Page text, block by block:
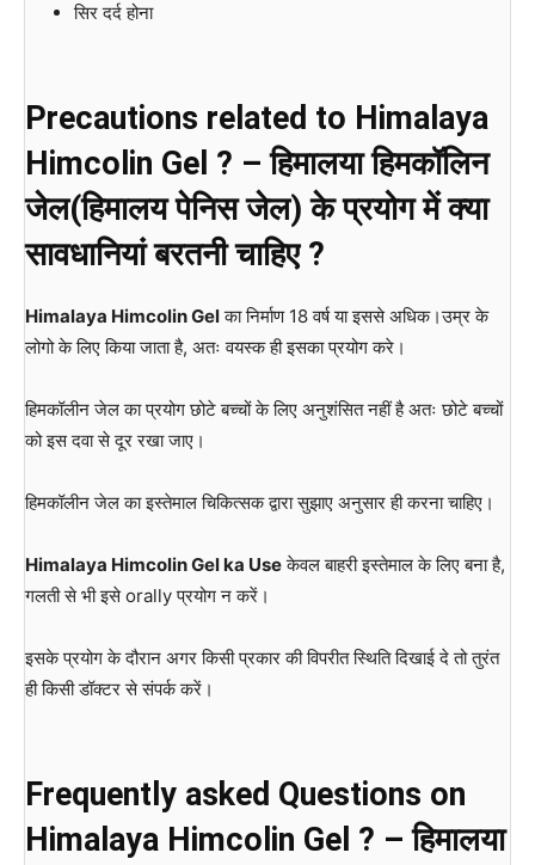
सिर दर्द होना
Precautions related to Himalaya
Himcolin Gel ? – हिमालया हिमकॉलिन
जेल(हिमालय पेनिस जेल) के प्रयोग में क्या
सावधानियां बरतनी चाहिए ?
Himalaya Himcolin Gelका निर्माण 18 वर्ष या इससे अधिक।उम्र के
लोगो के लिए किया जाता है, अतः वयस्क ही इसका प्रयोग करे।
हिमकॉलीन जेल का प्रयोग छोटे बच्चों के लिए अनुशंसित नहीं है अतः छोटे बच्चों
को इस दवा से दूर रखा जाए।
हिमकॉलीन जेल का इस्तेमाल चिकित्सक द्वारा सुझाए अनुसार ही करना चाहिए।
Himalaya Himcolin Gel ka Useकेवल बाहरी इस्तेमाल के लिए बना है,
गलती से भी इसे orally प्रयोग न करें।
इसके प्रयोग के दौरान अगर किसी प्रकार की विपरीत स्थिति दिखाई दे तो तुरंत
ही किसी डॉक्टर से संपर्क करें।
Frequently asked Questions on
Himalaya Himcolin Gel ? – हिमालया